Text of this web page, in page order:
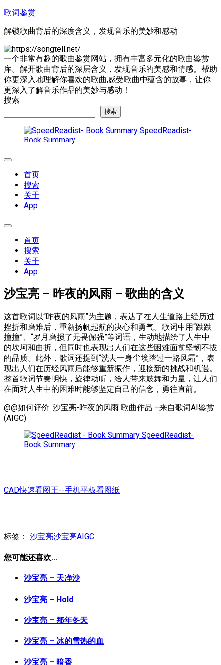
跳
内
容
歌词鉴赏
解锁歌曲背后的深度含义，发现音乐的美妙和感动
一个非常有趣的歌曲鉴赏网站，拥有丰富多元化的歌曲鉴赏
库。解开歌曲背后的深层含义，发现音乐的美感和情感。帮助
你更深入地理解你喜欢的歌曲,感受歌曲中蕴含的故事，让你
更深入了解音乐作品的美妙与感动！
搜索
搜索
SpeedReadist-
Book Summary
展
首页
搜索
关于
App
展
首页
搜索
关于
App
沙宝亮 – 昨夜的风雨 – 歌曲的含义
这首歌词以“昨夜的风雨”为主题，表达了在人生道路上经历过
挫折和磨难后，重新扬帆起航的决心和勇气。歌词中用“跌跌
撞撞”、“岁月磨损了无畏倔强”等词语，生动地描绘了人生中
的坎坷和曲折，但同时也表现出人们在这些困难面前坚韧不拔
的品质。此外，歌词还提到“洗去一身尘埃踏过一路风霜”，表
现出人们在历经风雨后能够重新振作，迎接新的挑战和机遇。
整首歌词节奏明快，旋律动听，给人带来鼓舞和力量，让人们
在面对人生中的困难时能够坚定自己的信念，勇往直前。
@@如何评价: 沙宝亮-昨夜的风雨 歌曲作品 –来自歌词AI鉴赏
(AIGC)
SpeedReadist-
Book Summary
CAD快速看图王--手机平板看图纸
标签： 沙宝亮沙宝亮AIGC
您可能还喜欢...
沙宝亮 – 天净沙
沙宝亮 – Hold
沙宝亮 – 那年冬天
沙宝亮 – 冰的雪热的血
沙宝亮 – 暗香